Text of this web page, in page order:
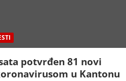
potvrđen 81 novi
u Kantonu